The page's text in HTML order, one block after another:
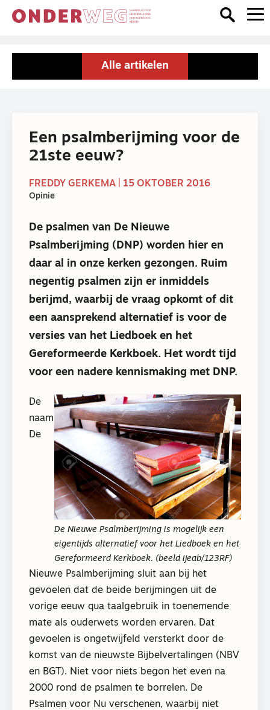
Alle artikelen
Een psalmberijming voor de
21ste eeuw?
FREDDY GERKEMA | 15 OKTOBER 2016
Opinie
De psalmen van De Nieuwe
Psalmberijming (DNP) worden hier en
daar al in onze kerken gezongen. Ruim
negentig psalmen zijn er inmiddels
berijmd, waarbij de vraag opkomt of dit
een aansprekend alternatief is voor de
versies van het Liedboek en het
Gereformeerde Kerkboek. Het wordt tijd
voor een nadere kennismaking met DNP.
De Nieuwe Psalmberijming is mogelijk een
eigentijds alternatief voor het Liedboek en het
Gereformeerd Kerkboek. (beeld ijeab/123RF)
De
naam
De
Nieuwe Psalmberijming sluit aan bij het
gevoelen dat de beide berijmingen uit de
vorige eeuw qua taalgebruik in toenemende
mate als ouderwets worden ervaren. Dat
gevoelen is ongetwijfeld versterkt door de
komst van de nieuwste Bijbelvertalingen (NBV
en BGT). Niet voor niets begon het even na
2000 rond de psalmen te borrelen. De
Psalmen voor Nu verschenen, waarbij niet